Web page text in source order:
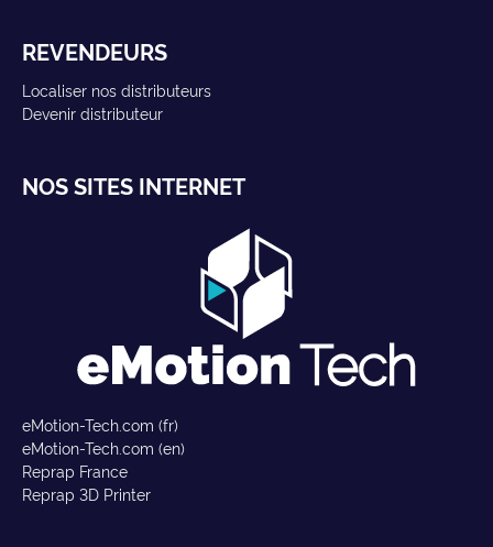
REVENDEURS
Localiser nos distributeurs
Devenir distributeur
NOS SITES INTERNET
eMotion-Tech.com (fr)
eMotion-Tech.com (en)
Reprap France
Reprap 3D Printer